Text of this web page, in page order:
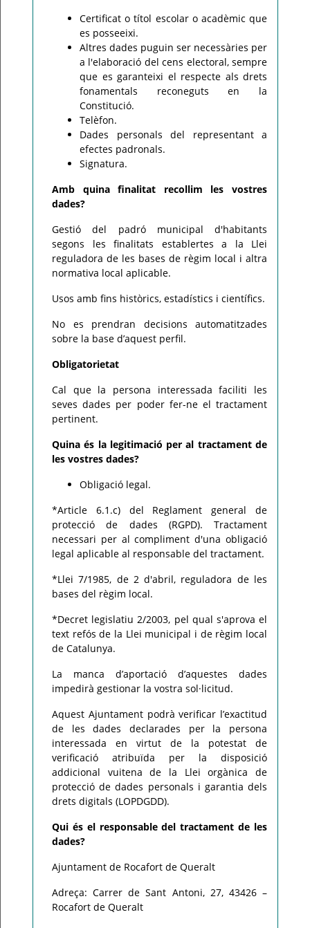
Certificat o títol escolar o acadèmic que
es posseeixi.
Altres dades puguin ser necessàries per
a l'elaboració del cens electoral, sempre
que es garanteixi el respecte als drets
fonamentals reconeguts en la
Constitució.
Telèfon.
Dades personals del representant a
efectes padronals.
Signatura.
Amb quina finalitat recollim les vostres
dades?
Gestió del padró municipal d'habitants
segons les finalitats establertes a la Llei
reguladora de les bases de règim local i altra
normativa local aplicable.
Usos amb fins històrics, estadístics i científics.
No es prendran decisions automatitzades
sobre la base d’aquest perfil.
Obligatorietat
Cal que la persona interessada faciliti les
seves dades per poder fer-ne el tractament
pertinent.
Quina és la legitimació per al tractament de
les vostres dades?
Obligació legal.
*Article 6.1.c) del Reglament general de
protecció de dades (RGPD). Tractament
necessari per al compliment d'una obligació
legal aplicable al responsable del tractament.
*Llei 7/1985, de 2 d'abril, reguladora de les
bases del règim local.
*Decret legislatiu 2/2003, pel qual s'aprova el
text refós de la Llei municipal i de règim local
de Catalunya.
La manca d’aportació d’aquestes dades
impedirà gestionar la vostra sol·licitud.
Aquest Ajuntament podrà verificar l’exactitud
de les dades declarades per la persona
interessada en virtut de la potestat de
verificació atribuïda per la disposició
addicional vuitena de la Llei orgànica de
protecció de dades personals i garantia dels
drets digitals (LOPDGDD).
Qui és el responsable del tractament de les
dades?
Ajuntament de Rocafort de Queralt
Adreça: Carrer de Sant Antoni, 27, 43426 –
Rocafort de Queralt